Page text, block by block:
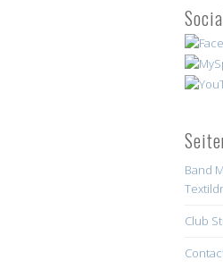
Band
Club